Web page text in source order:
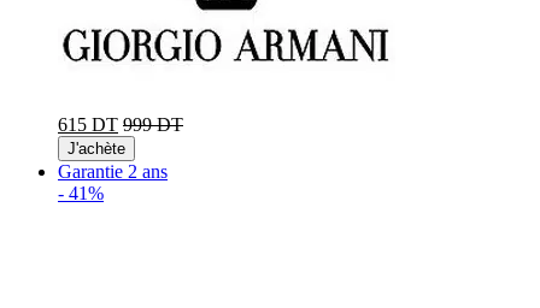
615 DT 999 DT
J'achète
Garantie 2 ans
- 41%